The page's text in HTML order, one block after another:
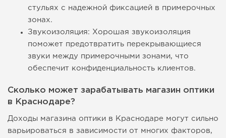
стульях с надежной фиксацией в примерочных
зонах.
Звукоизоляция: Хорошая звукоизоляция
поможет предотвратить перекрывающиеся
звуки между примерочными зонами, что
обеспечит конфиденциальность клиентов.
Сколько может зарабатывать магазин оптики
в Краснодаре?
Доходы магазина оптики в Краснодаре могут сильно
варьироваться в зависимости от многих факторов,